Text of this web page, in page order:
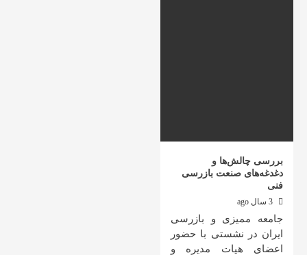
بررسی چالش‌ها و
دغدغه‌های صنعت بازرسی
فنی
جامعه ممیزی و بازرسی
ایران در نشستی با حضور
اعضای هیات مدیره و